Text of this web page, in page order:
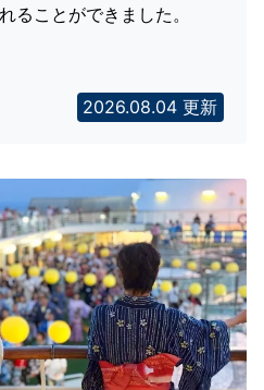
ることができました。
2026.08.04 更新